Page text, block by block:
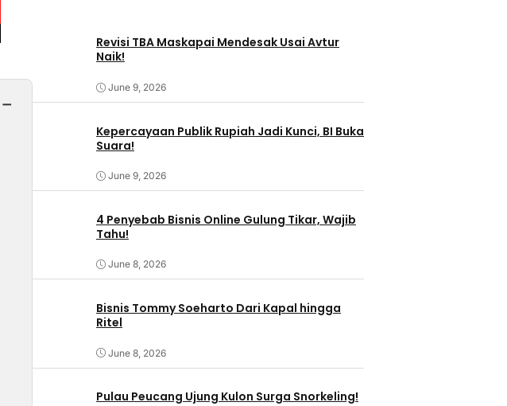
−
Revisi TBA Maskapai Mendesak Usai Avtur
Naik!
June 9, 2026
Kepercayaan Publik Rupiah Jadi Kunci, BI Buka
Suara!
June 9, 2026
4 Penyebab Bisnis Online Gulung Tikar, Wajib
Tahu!
June 8, 2026
Bisnis Tommy Soeharto Dari Kapal hingga
Ritel
June 8, 2026
Pulau Peucang Ujung Kulon Surga Snorkeling!